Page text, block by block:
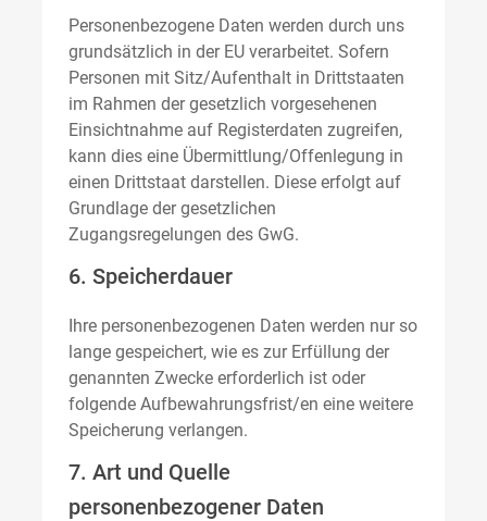
Personenbezogene Daten werden durch uns
grundsätzlich in der EU verarbeitet. Sofern
Personen mit Sitz/Aufenthalt in Drittstaaten
im Rahmen der gesetzlich vorgesehenen
Einsichtnahme auf Registerdaten zugreifen,
kann dies eine Übermittlung/Offenlegung in
einen Drittstaat darstellen. Diese erfolgt auf
Grundlage der gesetzlichen
Zugangsregelungen des GwG.
6. Speicherdauer
Ihre personenbezogenen Daten werden nur so
lange gespeichert, wie es zur Erfüllung der
genannten Zwecke erforderlich ist oder
folgende Aufbewahrungsfrist/en eine weitere
Speicherung verlangen.
7. Art und Quelle
personenbezogener Daten